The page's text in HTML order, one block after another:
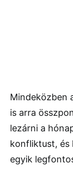
Mindeközben
is arra
lezárni a
konfliktust, és
egyik